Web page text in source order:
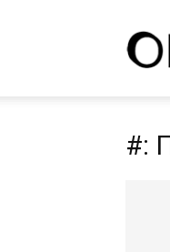
#: